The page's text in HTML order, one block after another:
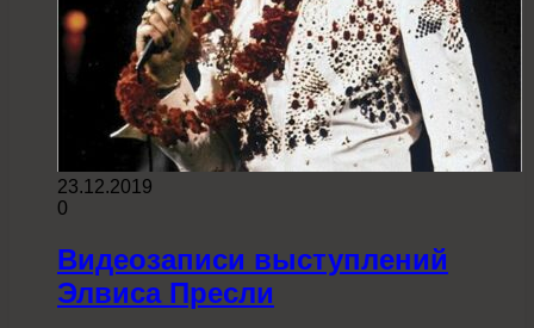
23.12.2019
0
Видеозаписи выступлений
Элвиса Пресли